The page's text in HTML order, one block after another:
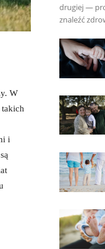
W
i
drugiej —
znaleźć